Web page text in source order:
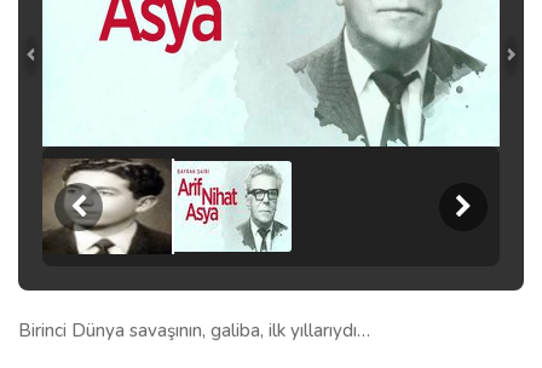
Birinci Dünya savaşının, galiba, ilk yıllarıydı…